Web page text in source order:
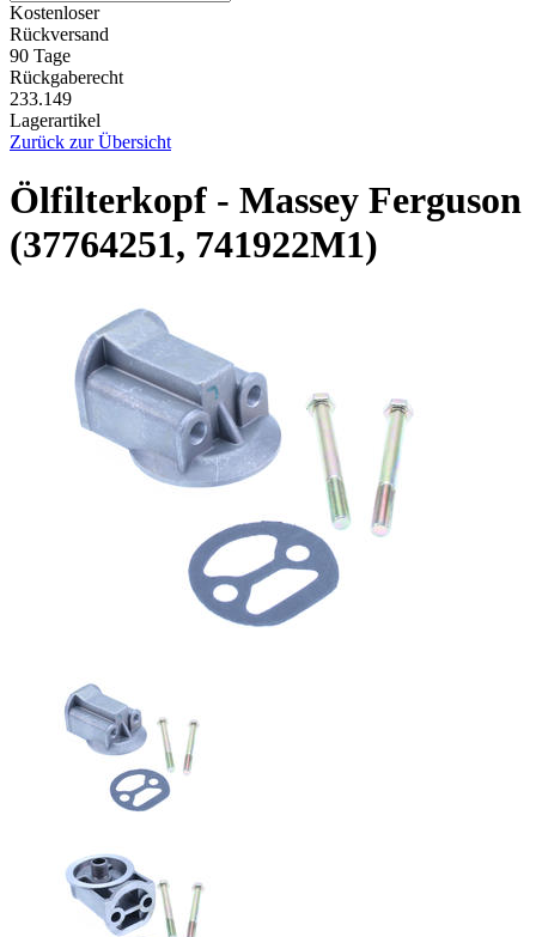
Kostenloser
Rückversand
90 Tage
Rückgaberecht
233.149
Lagerartikel
Zurück zur Übersicht
Ölfilterkopf - Massey Ferguson
(37764251, 741922M1)